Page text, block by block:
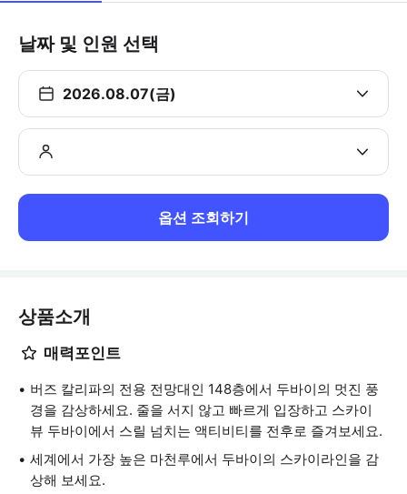
날짜 및 인원 선택
2026.08.07(금)
옵션 조회하기
상품소개
매력포인트
버즈 칼리파의 전용 전망대인 148층에서 두바이의 멋진 풍
경을 감상하세요. 줄을 서지 않고 빠르게 입장하고 스카이
뷰 두바이에서 스릴 넘치는 액티비티를 전후로 즐겨보세요.
세계에서 가장 높은 마천루에서 두바이의 스카이라인을 감
상해 보세요.